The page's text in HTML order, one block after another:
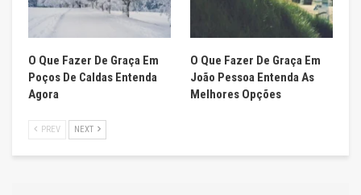
O Que Fazer De Graça Em
Poços De Caldas Entenda
Agora
O Que Fazer De Graça Em
João Pessoa Entenda As
Melhores Opções
PREV NEXT